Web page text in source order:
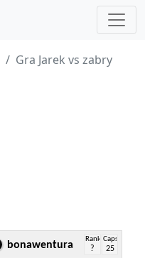
Gra Jarek vs zabry
bonawentura
Rank
?
Caps
25